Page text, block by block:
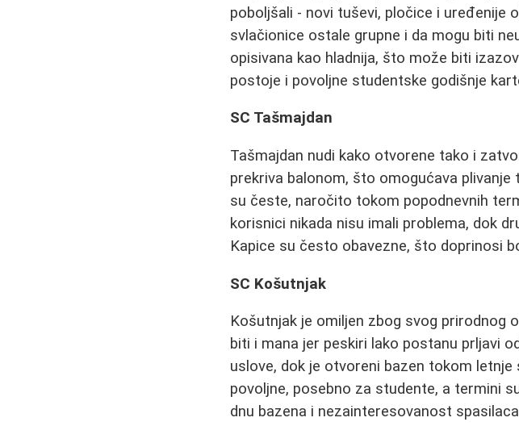
poboljšali - novi tuševi, pločice i uređenije
svlačionice ostale grupne i da mogu biti
opisivana kao hladnija, što može biti
postoje i povoljne studentske godišnje
SC Tašmajdan
Tašmajdan nudi kako otvorene tako i
prekriva balonom, što omogućava plivanje
su česte, naročito tokom popodnevnih
korisnici nikada nisu imali problema, dok
Kapice su često obavezne, što doprinosi
SC Košutnjak
Košutnjak je omiljen zbog svog prirodnog
biti i mana jer peskiri lako postanu prljavi
uslove, dok je otvoreni bazen tokom
povoljne, posebno za studente, a termini
dnu bazena i nezainteresovanost